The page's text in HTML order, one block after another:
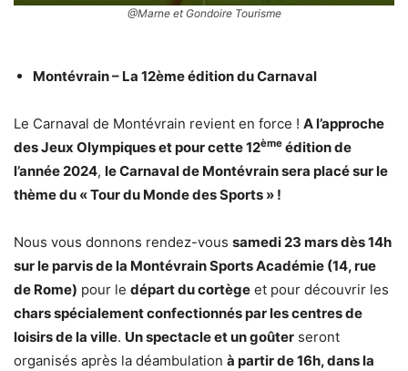
@Marne et Gondoire Tourisme
Montévrain – La 12ème édition du Carnaval
Le Carnaval de Montévrain revient en force ! A l’approche
des Jeux Olympiques et pour cette 12ème édition de
l’année 2024, le Carnaval de Montévrain sera placé sur le
thème du « Tour du Monde des Sports » !
Nous vous donnons rendez-vous samedi 23 mars dès 14h
sur le parvis de la Montévrain Sports Académie (14, rue
de Rome) pour le départ du cortège et pour découvrir les
chars spécialement confectionnés par les centres de
loisirs de la ville. Un spectacle et un goûter seront
organisés après la déambulation à partir de 16h, dans la